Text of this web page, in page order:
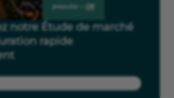
notre Étude de marché
rapide